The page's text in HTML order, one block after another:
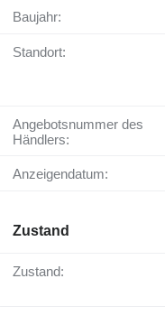
Baujahr:
Standort:
Angebotsnummer des
Händlers:
Anzeigendatum:
Zustand
Zustand: